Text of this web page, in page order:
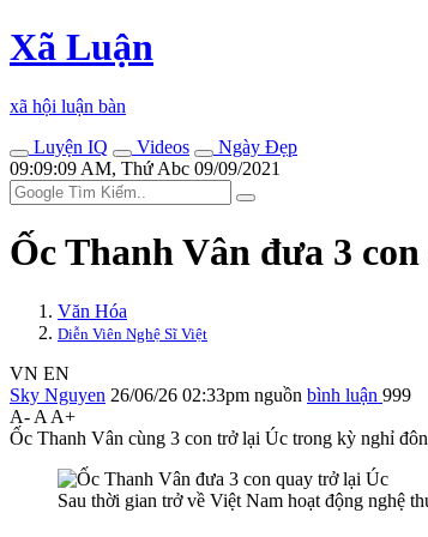
Xã Luận
xã hội luận bàn
Luyện IQ
Videos
Ngày Đẹp
09:09:09 AM, Thứ Abc 09/09/2021
Ốc Thanh Vân đưa 3
Văn Hóa
Diễn Viên Nghệ Sĩ Việt
VN EN
Sky Nguyen 26/06/26 02:33pm nguồn bình luận 999
A- A A+
Ốc Thanh Vân cùng 3 con trở lại Úc trong kỳ nghỉ
Sau thời gian trở về Việt Nam hoạt động nghệ